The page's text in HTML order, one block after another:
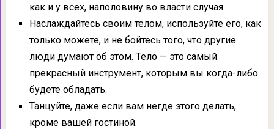
как и у всех, наполовину во власти случая.
Наслаждайтесь своим телом, используйте его, как
только можете, и не бойтесь того, что другие
люди думают об этом. Тело — это самый
прекрасный инструмент, которым вы когда-либо
будете обладать.
Танцуйте, даже если вам негде этого делать,
кроме вашей гостиной.